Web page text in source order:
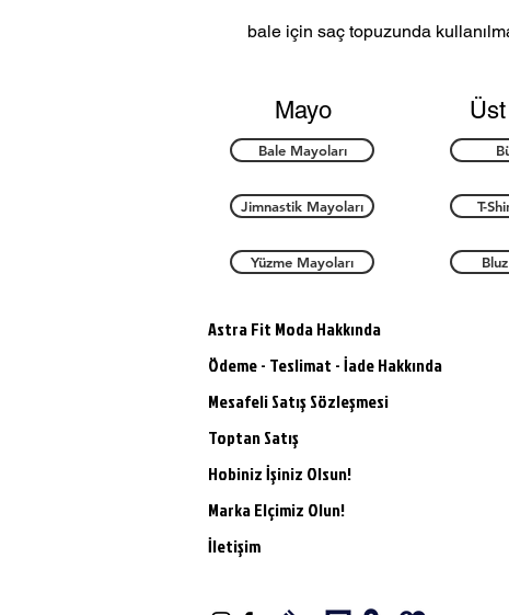
bale için saç topuzunda
Mayo
Bale Mayoları
Jimnastik Mayoları
Yüzme Mayoları
T-
Astra Fit Moda Hakkında
Ödeme - Teslimat - İade Hakkında
Mesafeli Satış Sözleşmesi
Toptan Satış
Hobiniz İşiniz Olsun!
Marka Elçimiz Olun!
İletişim